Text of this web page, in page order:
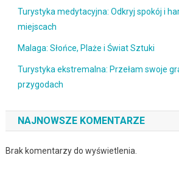
Turystyka medytacyjna: Odkryj spokój i
miejscach
Malaga: Słońce, Plaże i Świat Sztuki
Turystyka ekstremalna: Przełam swoje
przygodach
NAJNOWSZE KOMENTARZE
Brak komentarzy do wyświetlenia.